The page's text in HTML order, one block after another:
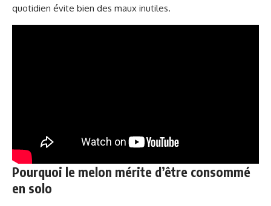
quotidien évite bien des maux inutiles.
Pourquoi le melon mérite d’être consommé
en solo